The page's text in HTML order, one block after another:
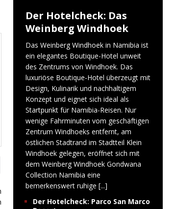
Der Hotelcheck: Das
Weinberg Windhoek
Das Weinberg Windhoek in Namibia ist
ein elegantes Boutique-Hotel unweit
des Zentrums von Windhoek. Das
luxuriöse Boutique-Hotel überzeugt mit
Design, Kulinarik und nachhaltigem
Konzept und eignet sich ideal als
Startpunkt für Namibia-Reisen. Nur
wenige Fahrminuten vom geschäftigen
Zentrum Windhoeks entfernt, am
östlichen Stadtrand im Stadtteil Klein
Windhoek gelegen, eröffnet sich mit
dem Weinberg Windhoek Gondwana
Collection Namibia eine
bemerkenswert ruhige [...]
Der Hotelcheck: Parco San Marco